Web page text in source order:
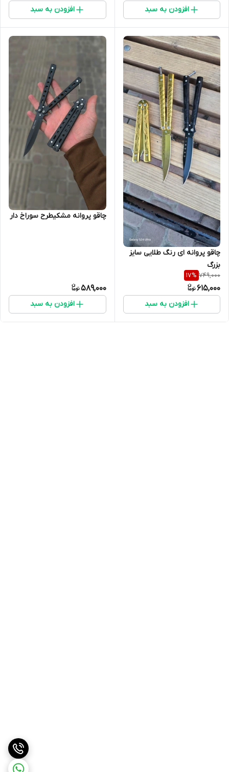
افزودن به سبد افزودن به سبد
چاقو پروانه ای رنگ طلایی سایز
بزرگ
749,000
17%
615,000
افزودن به سبد
چاقو پروانه مشکیطرح سوراخ دار
589,000
افزودن به سبد